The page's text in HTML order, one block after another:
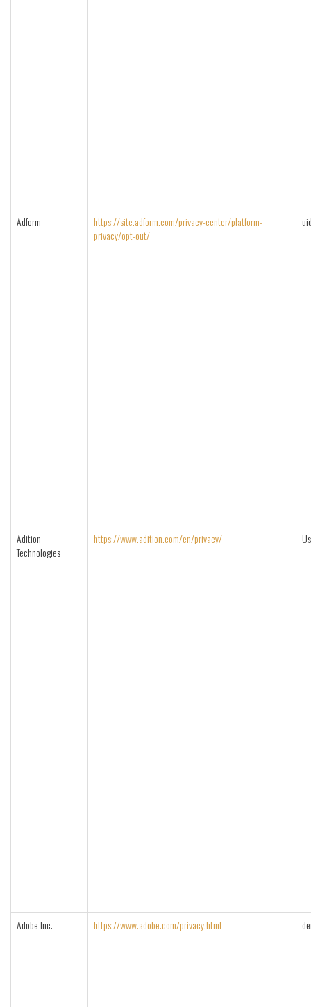
Adform
https://site.adform.com/privacy-center/platform-
privacy/opt-out/
Adition
Technologies
https://www.adition.com/en/privacy/
Adobe Inc. https://www.adobe.com/privacy.html